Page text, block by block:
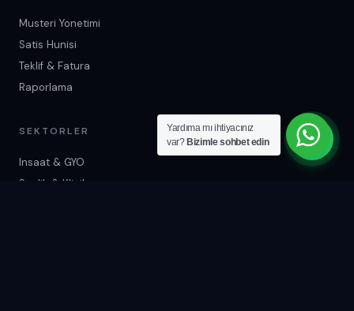
Musteri Yonetimi
Satis Hunisi
Teklif & Fatura
Raporlama
SEKTORLER
Insaat & GYO
Saglik & Klinik
Yardıma mı ihtiyacınız
var? Bizimle sohbet edin